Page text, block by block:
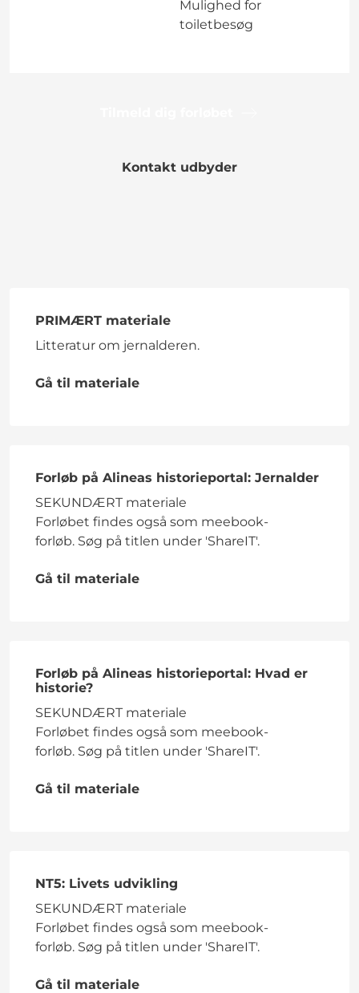
Mulighed for
toiletbesøg
Kontakt udbyder
PRIMÆRT materiale
Litteratur om jernalderen.
Gå til materiale
Forløb på Alineas historieportal: Jernalder
SEKUNDÆRT materiale
Forløbet findes også som meebook-
forløb. Søg på titlen under 'ShareIT'.
Gå til materiale
Forløb på Alineas historieportal: Hvad er
historie?
SEKUNDÆRT materiale
Forløbet findes også som meebook-
forløb. Søg på titlen under 'ShareIT'.
Gå til materiale
NT5: Livets udvikling
SEKUNDÆRT materiale
Forløbet findes også som meebook-
forløb. Søg på titlen under 'ShareIT'.
Gå til materiale